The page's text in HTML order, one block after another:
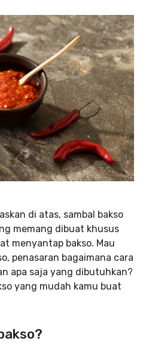
di atas, sambal bakso
memang dibuat khusus
menyantap bakso. Mau
penasaran bagaimana cara
apa saja yang dibutuhkan?
yang mudah kamu buat